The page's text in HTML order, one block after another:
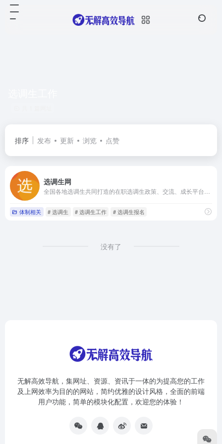
排序 发布 更新 浏览 点赞
选调生网
体制相关 # 选调生 # 选调生工作 # 选调生报名
没有了
无解高效导航，集网址、资源、资讯于一体的为提高您的工作
及上网效率为目的的网站，简约优雅的设计风格，全面的前端
用户功能，简单的模块化配置，欢迎您的体验！